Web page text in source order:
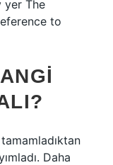
yer The
to
Daha